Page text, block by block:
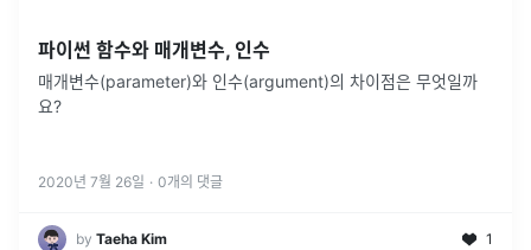
파이썬 함수와 매개변수, 인수
매개변수(parameter)와 인수(argument)의 차이점은 무엇일까
요?
2020년 7월 26일 · 0개의 댓글
by Taeha Kim 1